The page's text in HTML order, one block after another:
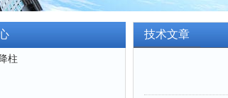
柱
技术文章